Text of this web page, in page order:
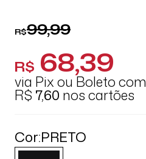
R$99,99
R$ 68,39
via Pix ou Boleto com
R$ 7,60 nos cartões
Cor:PRETO